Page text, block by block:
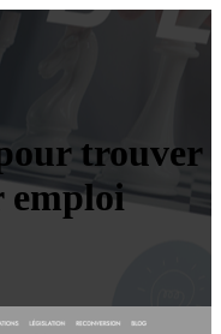
pour trouver
emploi